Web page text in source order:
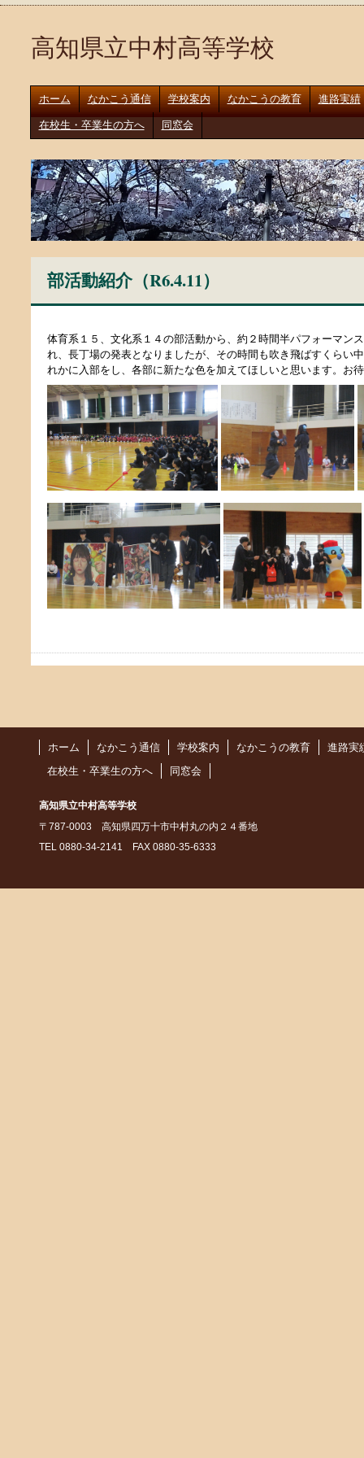
高知県立中村高等学校
ホーム なかこう通信 学校案内 なかこうの教育 進路実績
在校生・卒業生の方へ 同窓会
部活動紹介（R6.4.11）
体育系１５、文化系１４の部活動から、約２時間半パフォーマン
れ、長丁場の発表となりましたが、その時間も吹き飛ばすくらい
れかに入部をし、各部に新たな色を加えてほしいと思います。お
ホーム なかこう通信 学校案内 なかこうの教育
進路実
在校生・卒業生の方へ
同窓会
高知県立中村高等学校
〒787-0003 高知県四万十市中村丸の内２４番地
TEL 0880-34-2141 FAX 0880-35-6333